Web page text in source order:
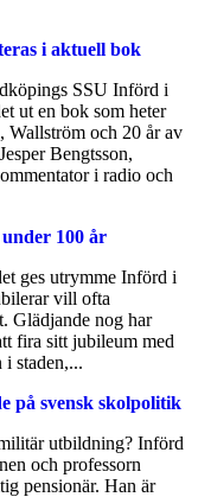
i aktuell bok
SSU Införd i
ut en bok som heter
och 20 år av
Bengtsson,
i radio och
100 år
ges utrymme Införd i
vill ofta
Glädjande nog har
fira sitt jubileum med
staden,...
på svensk skolpolitik
utbildning? Införd
och professorn
pensionär. Han är